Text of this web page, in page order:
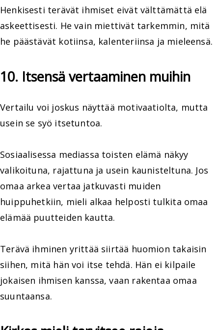
Henkisesti terävät ihmiset eivät välttämättä elä
askeettisesti. He vain miettivät tarkemmin, mitä
he päästävät kotiinsa, kalenteriinsa ja mieleensä.
10. Itsensä vertaaminen muihin
Vertailu voi joskus näyttää motivaatiolta, mutta
usein se syö itsetuntoa.
Sosiaalisessa mediassa toisten elämä näkyy
valikoituna, rajattuna ja usein kaunisteltuna. Jos
omaa arkea vertaa jatkuvasti muiden
huippuhetkiin, mieli alkaa helposti tulkita omaa
elämää puutteiden kautta.
Terävä ihminen yrittää siirtää huomion takaisin
siihen, mitä hän voi itse tehdä. Hän ei kilpaile
jokaisen ihmisen kanssa, vaan rakentaa omaa
suuntaansa.